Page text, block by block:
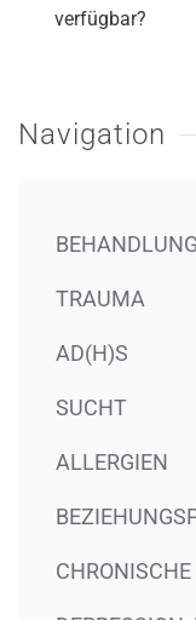
verfügbar?
Navigation
TRAUMA
AD(H)S
SUCHT
ALLERGIEN